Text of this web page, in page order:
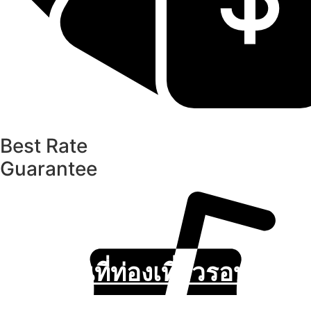
Best Rate
Guarantee
สถานที่ท่องเที่ยวรอบรีสอร์ท